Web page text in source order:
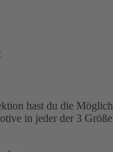
hast du die
in jeder der 3